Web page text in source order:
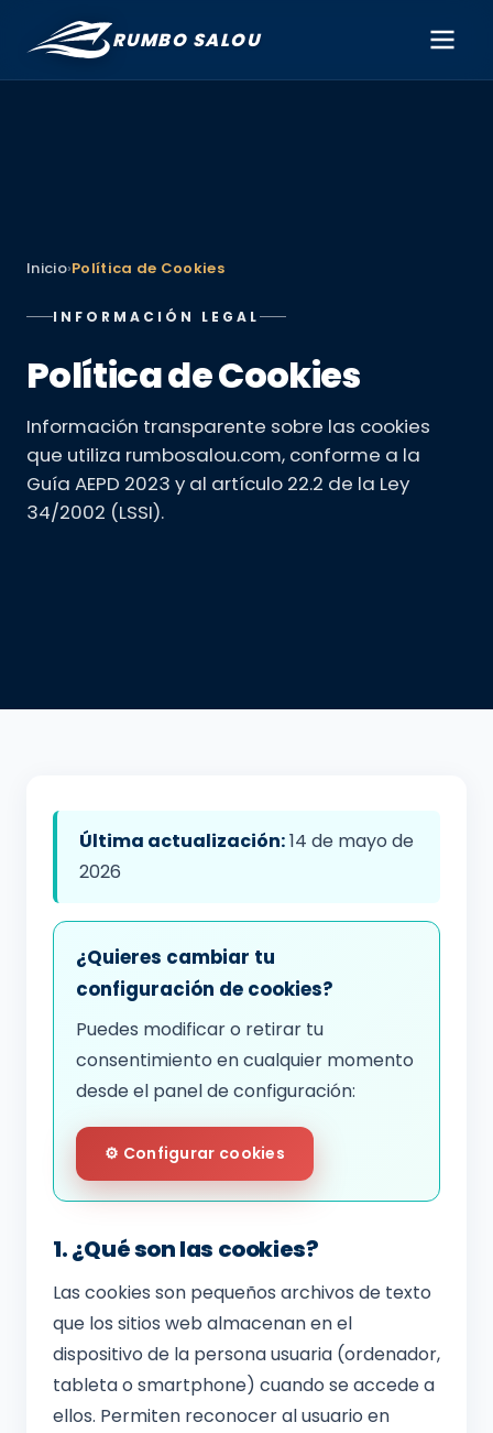
RUMBO SALOU
Inicio›Política de Cookies
INFORMACIÓN LEGAL
Política de Cookies
Información transparente sobre las cookies
que utiliza rumbosalou.com, conforme a la
Guía AEPD 2023 y al artículo 22.2 de la Ley
34/2002 (LSSI).
Última actualización:14 de mayo de
2026
¿Quieres cambiar tu
configuración de cookies?
Puedes modificar o retirar tu
consentimiento en cualquier momento
desde el panel de configuración:
⚙️ Configurar cookies
1. ¿Qué son las cookies?
Las cookies son pequeños archivos de texto
que los sitios web almacenan en el
dispositivo de la persona usuaria (ordenador,
tableta o smartphone) cuando se accede a
ellos. Permiten reconocer al usuario en